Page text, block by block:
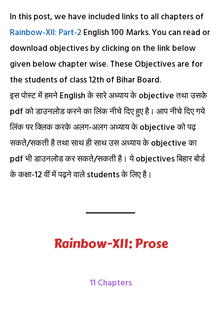
In this post, we have included links to all chapters of
Rainbow-XII: Part-2 English 100 Marks. You can read or
download objectives by clicking on the link below
given below chapter wise. These Objectives are for
the students of class 12th of Bihar Board.
इस पोस्ट में हमने English के सारे अध्याय के objective तथा उसके
pdf को डाउनलोड करने का लिंक नीचे दिए हुए है। आप नीचे दिए गये
लिंक पर क्लिक करके अलग-अलग अध्याय के objective को पढ़
सकते/सकती है तथा साथ ही साथ उस अध्याय के objective का
pdf भी डाउनलोड कर सकते/सकती है। ये objectives बिहार बोर्ड
के कक्षा-12 वीं में पढ़ने वाले students के लिए है।
Rainbow-XII: Prose
11 Chapters